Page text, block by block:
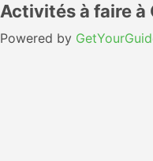
Activités à faire à
Powered by